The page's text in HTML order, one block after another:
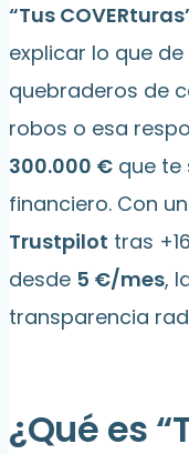
“Tus
explicar lo que
quebraderos de
robos o esa
300.000 € que te
financiero. Con
Trustpilot tras
desde 5 €/mes,
transparencia
¿Qué es